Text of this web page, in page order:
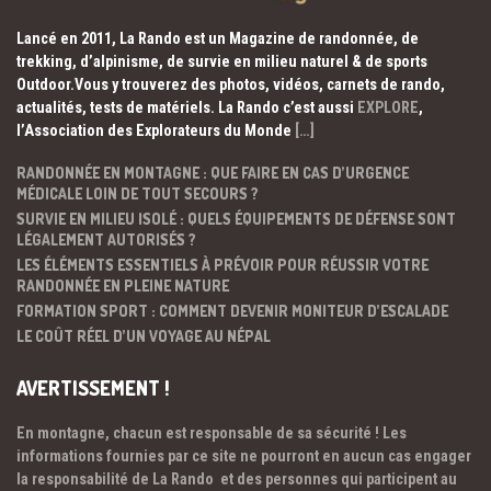
Lancé en 2011, La Rando est un Magazine de randonnée, de
trekking, d’alpinisme, de survie en milieu naturel & de sports
Outdoor.Vous y trouverez des photos, vidéos, carnets de rando,
actualités, tests de matériels. La Rando c’est aussi EXPLORE,
l’Association des Explorateurs du Monde […]
RANDONNÉE EN MONTAGNE : QUE FAIRE EN CAS D’URGENCE
MÉDICALE LOIN DE TOUT SECOURS ?
SURVIE EN MILIEU ISOLÉ : QUELS ÉQUIPEMENTS DE DÉFENSE SONT
LÉGALEMENT AUTORISÉS ?
LES ÉLÉMENTS ESSENTIELS À PRÉVOIR POUR RÉUSSIR VOTRE
RANDONNÉE EN PLEINE NATURE
FORMATION SPORT : COMMENT DEVENIR MONITEUR D’ESCALADE
LE COÛT RÉEL D’UN VOYAGE AU NÉPAL
AVERTISSEMENT !
En montagne, chacun est responsable de sa sécurité ! Les
informations fournies par ce site ne pourront en aucun cas engager
la responsabilité de La Rando et des personnes qui participent au